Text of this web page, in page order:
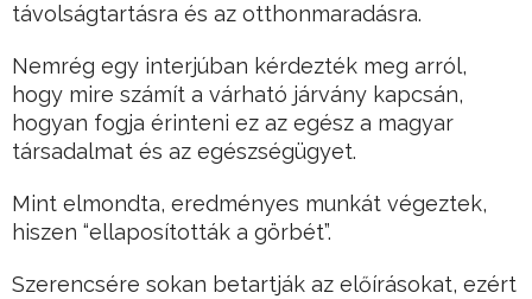
távolságtartásra és az otthonmaradásra.
Nemrég egy interjúban kérdezték meg arról,
hogy mire számít a várható járvány kapcsán,
hogyan fogja érinteni ez az egész a magyar
társadalmat és az egészségügyet.
Mint elmondta, eredményes munkát végeztek,
hiszen “ellaposították a görbét”.
Szerencsére sokan betartják az előírásokat, ezért